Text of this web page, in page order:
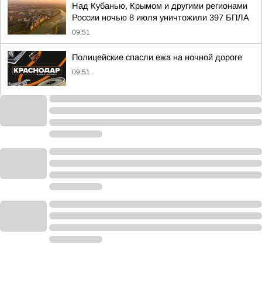
Над Кубанью, Крымом и другими регионами
России ночью 8 июля уничтожили 397 БПЛА
09:51
Полицейские спасли ежа на ночной дороге
09:51